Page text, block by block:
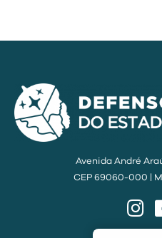
Avenida André
CEP 69060-000 |